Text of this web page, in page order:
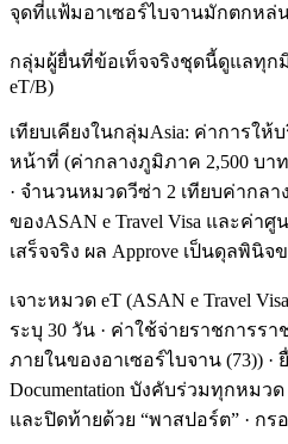
จุดที่แฟ้มอาเซอร์ไบจานมักตกหล่น:
กลุ่มผู้ยื่นที่ข้อเท็จจริงชุดนี้ดูแลทุกมิ
eT/B)
เทียบเคียงในกลุ่มAsia: ค่าการให้
หน้าที่ (ค่ากลางภูมิภาค 2,500 บา
· จำนวนหมวดวีซ่า 2 เทียบค่ากลา
ของASAN e Travel Visa และค่า
เสร็จจริง ผล Approve เป็นดุลพินิจ
เจาะหมวด eT (ASAN e Travel
ระบุ 30 วัน · ค่าใช้จ่ายราชการร
ภายในของอาเซอร์ไบจาน (73)) ·
Documentation บังคับร่วมทุกหมว
และปิดท้ายด้วย “พาสปอร์ต” · กร